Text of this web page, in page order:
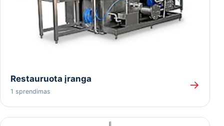
Restauruota įranga
1 sprendimas
→